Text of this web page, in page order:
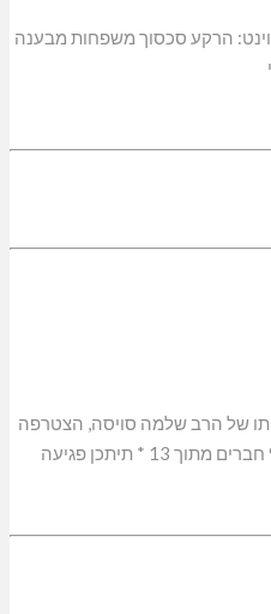
הרקע סכסוך משפחות מבענה
של הרב שלמה סויסה, הצטרפה